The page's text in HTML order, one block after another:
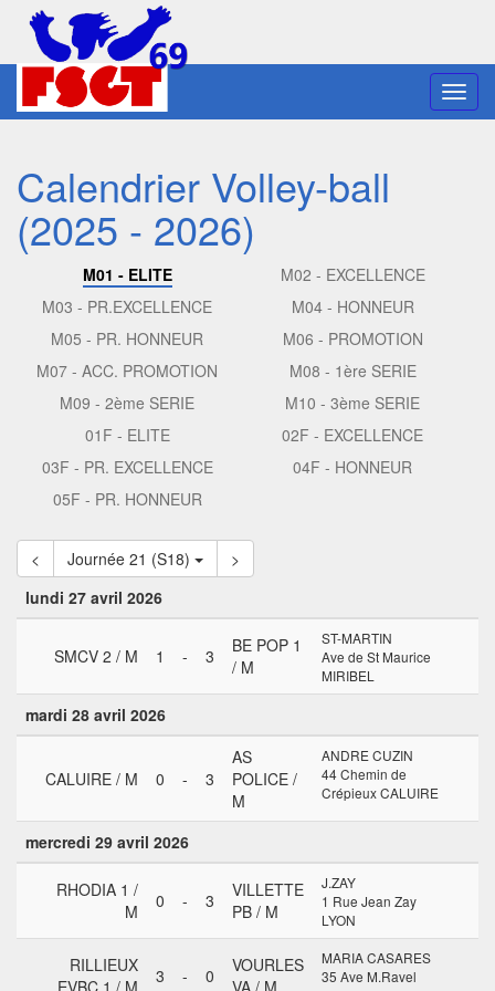
Calendrier Volley-ball
(2025 - 2026)
M01 - ELITE
M02 - EXCELLENCE
M03 - PR.EXCELLENCE
M04 - HONNEUR
M05 - PR. HONNEUR
M06 - PROMOTION
M07 - ACC. PROMOTION
M08 - 1ère SERIE
M09 - 2ème SERIE
M10 - 3ème SERIE
01F - ELITE
02F - EXCELLENCE
03F - PR. EXCELLENCE
04F - HONNEUR
05F - PR. HONNEUR
< Journée 21 (S18)
>
lundi 27 avril 2026
SMCV 2 / M 1 - 3
BE POP 1
/ M
ST-MARTIN
Ave de St Maurice
MIRIBEL
mardi 28 avril 2026
CALUIRE / M 0 - 3
AS
POLICE /
M
ANDRE CUZIN
44 Chemin de
Crépieux CALUIRE
mercredi 29 avril 2026
RHODIA 1 /
M
0 - 3
VILLETTE
PB / M
J.ZAY
1 Rue Jean Zay
LYON
RILLIEUX
EVBC 1 / M
3 - 0
VOURLES
VA / M
MARIA CASARES
35 Ave M.Ravel